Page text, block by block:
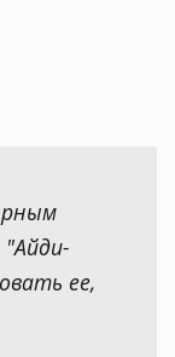
ее,